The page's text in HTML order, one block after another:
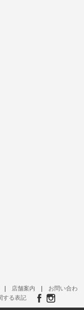
| 店舗案内 | お問い合わ
する表記